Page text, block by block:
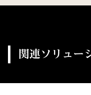
関連ソリュー